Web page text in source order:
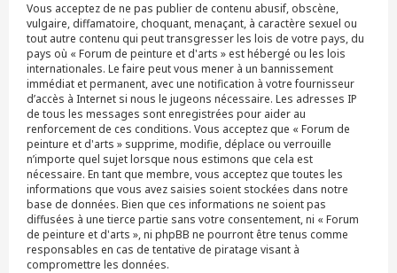
Vous acceptez de ne pas publier de contenu abusif, obscène,
vulgaire, diffamatoire, choquant, menaçant, à caractère sexuel ou
tout autre contenu qui peut transgresser les lois de votre pays, du
pays où « Forum de peinture et d'arts » est hébergé ou les lois
internationales. Le faire peut vous mener à un bannissement
immédiat et permanent, avec une notification à votre fournisseur
d’accès à Internet si nous le jugeons nécessaire. Les adresses IP
de tous les messages sont enregistrées pour aider au
renforcement de ces conditions. Vous acceptez que « Forum de
peinture et d'arts » supprime, modifie, déplace ou verrouille
n’importe quel sujet lorsque nous estimons que cela est
nécessaire. En tant que membre, vous acceptez que toutes les
informations que vous avez saisies soient stockées dans notre
base de données. Bien que ces informations ne soient pas
diffusées à une tierce partie sans votre consentement, ni « Forum
de peinture et d'arts », ni phpBB ne pourront être tenus comme
responsables en cas de tentative de piratage visant à
compromettre les données.